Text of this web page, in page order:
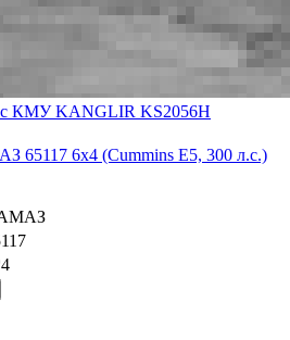
КМУ KANGLIR KS2056H
65117 6х4 (Cummins E5, 300 л.с.)